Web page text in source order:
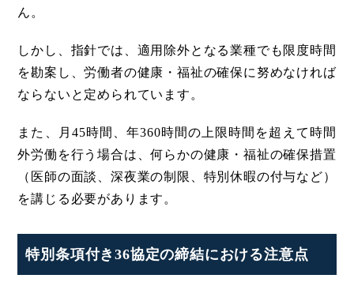
ん。
しかし、指針では、適用除外となる業種でも限度時間
を勘案し、労働者の健康・福祉の確保に努めなければ
ならないと定められています。
また、月45時間、年360時間の上限時間を超えて時間
外労働を行う場合は、何らかの健康・福祉の確保措置
（医師の面談、深夜業の制限、特別休暇の付与など）
を講じる必要があります。
特別条項付き36協定の締結における注意点